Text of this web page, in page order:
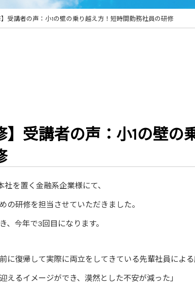
】受講者の声：小1の壁の乗り越え方！短時間勤務社員の研修
】受講者の声：小1の壁
を置く金融系企業様にて、
の研修を担当させていただきました。
、今年で3回目になります。
に復帰して実際に両立をしてきている先輩社員によ
えるイメージができ、漠然とした不安が減った」